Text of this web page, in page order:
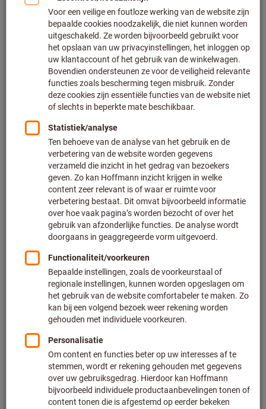
Op voorraad
€ 79,60
Prijs per 1 Stuk
Excl. BTWExcl. verzendkosten
Toevoegen aan wenslijst
Striptang STRIPAX®
Weidmüller
Artikelnummer: 728645
Leverbaar
5 varianten
vanaf
€ 86,00
Excl. BTW
Naar de varianten
draaddoorsnede: 10mm
KNIPEX®
Artikelnummer: 728630 10
Op voorraad